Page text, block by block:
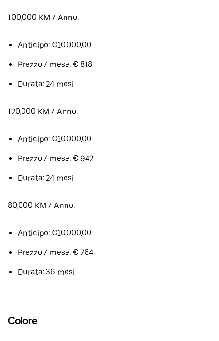
100,000 KM / Anno:
Anticipo: €10,000.00
Prezzo / mese: € 818
Durata: 24 mesi
120,000 KM / Anno:
Anticipo: €10,000.00
Prezzo / mese: € 942
Durata: 24 mesi
80,000 KM / Anno:
Anticipo: €10,000.00
Prezzo / mese: € 764
Durata: 36 mesi
Colore